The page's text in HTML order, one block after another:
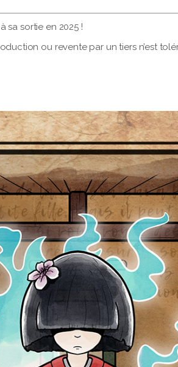
sa sortie en 2025 !
ou revente par un tiers n’est